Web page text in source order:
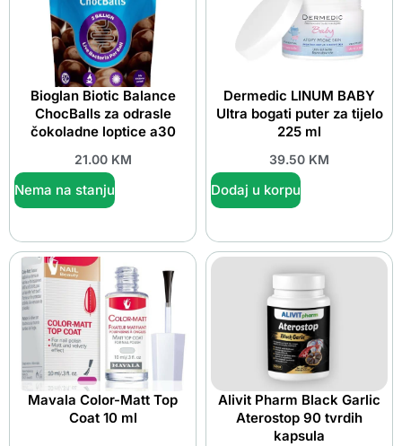
Bioglan Biotic Balance
ChocBalls za odrasle
čokoladne loptice a30
21.00 KM
Nema na stanju
Dermedic LINUM BABY
Ultra bogati puter za tijelo
225 ml
39.50 KM
Dodaj u korpu
Mavala Color-Matt Top
Coat 10 ml
Alivit Pharm Black Garlic
Aterostop 90 tvrdih
kapsula